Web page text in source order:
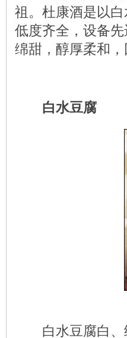
祖。杜康酒是以
低度齐全，设备
绵甜，醇厚柔和，
白水豆腐
白水豆腐白、